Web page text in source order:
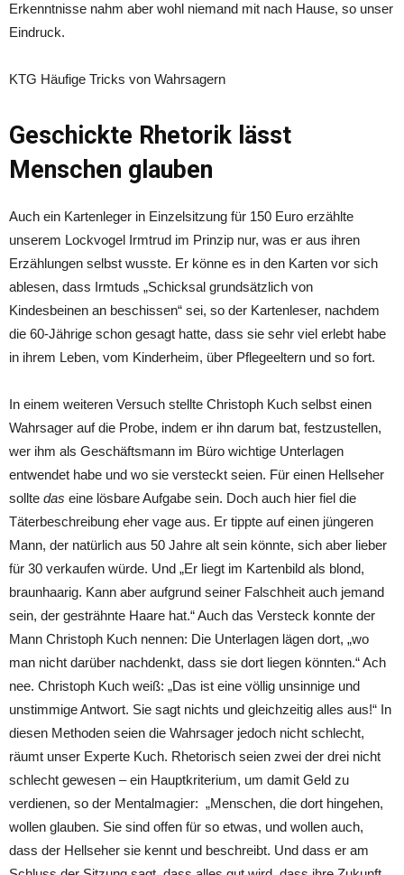
Erkenntnisse nahm aber wohl niemand mit nach Hause, so unser
Eindruck.
KTG Häufige Tricks von Wahrsagern
Geschickte Rhetorik lässt
Menschen glauben
Auch ein Kartenleger in Einzelsitzung für 150 Euro erzählte
unserem Lockvogel Irmtrud im Prinzip nur, was er aus ihren
Erzählungen selbst wusste. Er könne es in den Karten vor sich
ablesen, dass Irmtuds „Schicksal grundsätzlich von
Kindesbeinen an beschissen“ sei, so der Kartenleser, nachdem
die 60-Jährige schon gesagt hatte, dass sie sehr viel erlebt habe
in ihrem Leben, vom Kinderheim, über Pflegeeltern und so fort.
In einem weiteren Versuch stellte Christoph Kuch selbst einen
Wahrsager auf die Probe, indem er ihn darum bat, festzustellen,
wer ihm als Geschäftsmann im Büro wichtige Unterlagen
entwendet habe und wo sie versteckt seien. Für einen Hellseher
sollte das eine lösbare Aufgabe sein. Doch auch hier fiel die
Täterbeschreibung eher vage aus. Er tippte auf einen jüngeren
Mann, der natürlich aus 50 Jahre alt sein könnte, sich aber lieber
für 30 verkaufen würde. Und „Er liegt im Kartenbild als blond,
braunhaarig. Kann aber aufgrund seiner Falschheit auch jemand
sein, der gesträhnte Haare hat.“ Auch das Versteck konnte der
Mann Christoph Kuch nennen: Die Unterlagen lägen dort, „wo
man nicht darüber nachdenkt, dass sie dort liegen könnten.“ Ach
nee. Christoph Kuch weiß: „Das ist eine völlig unsinnige und
unstimmige Antwort. Sie sagt nichts und gleichzeitig alles aus!“ In
diesen Methoden seien die Wahrsager jedoch nicht schlecht,
räumt unser Experte Kuch. Rhetorisch seien zwei der drei nicht
schlecht gewesen – ein Hauptkriterium, um damit Geld zu
verdienen, so der Mentalmagier: „Menschen, die dort hingehen,
wollen glauben. Sie sind offen für so etwas, und wollen auch,
dass der Hellseher sie kennt und beschreibt. Und dass er am